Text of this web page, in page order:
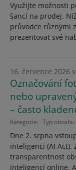
Využijte možnosti
šancí na prodej.
průvodce různými
prezentovat své
16. července 2026
Označování
nebo
– často
Kategorie: Typ obsahu
Dne 2. srpna
inteligenci (AI Act).
transparentnost
inteligencí online.